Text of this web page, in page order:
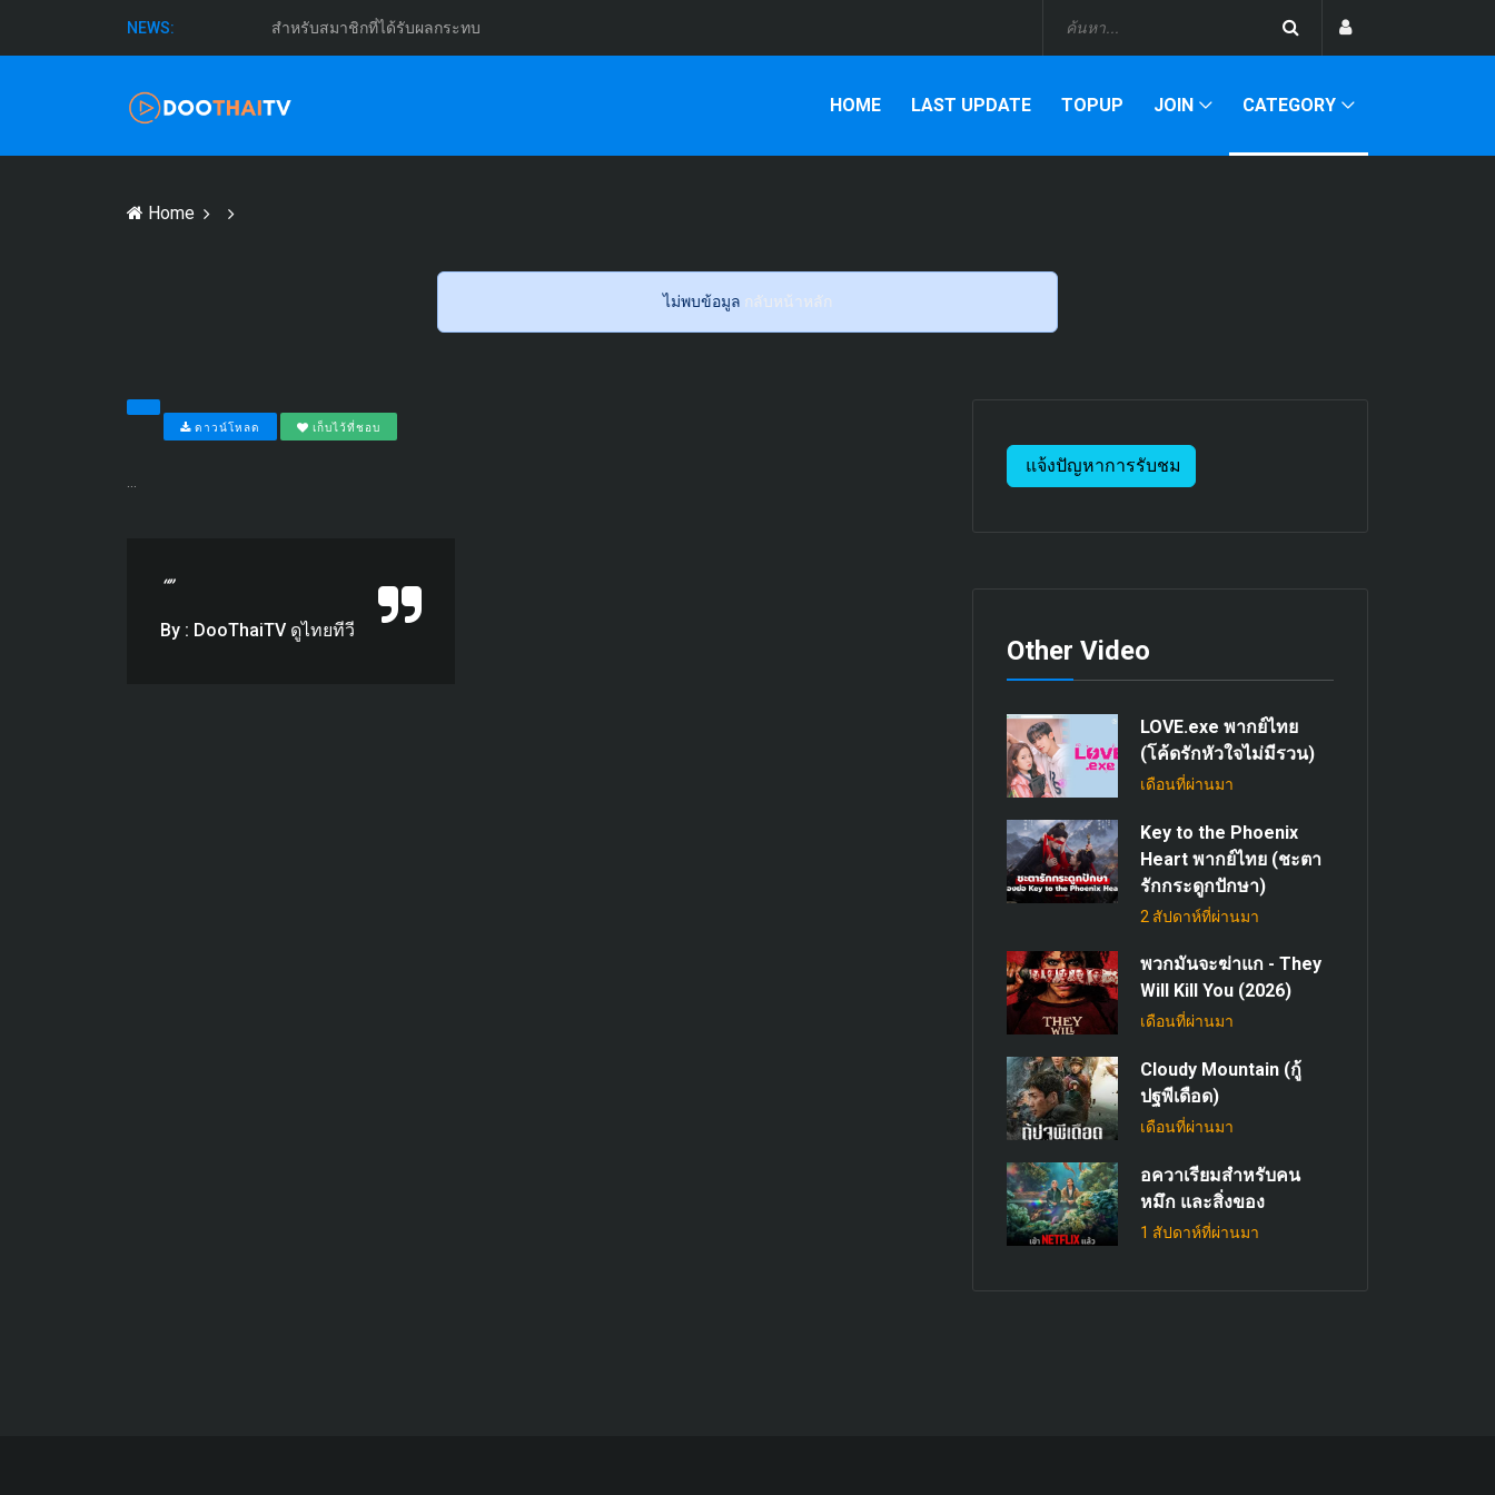
NEWS: สำหรับสมาชิกที่ได้รับผลกระทบ
HOME LAST UPDATE TOPUP JOIN CATEGORY
Home
ไม่พบข้อมูล กลับหน้าหลัก
ดาวน์โหลด เก็บไว้ที่ชอบ
“”
By : DooThaiTV ดูไทยทีวี
แจ้งปัญหาการรับชม
Other Video
LOVE.exe พากย์ไทย
(โค้ดรักหัวใจไม่มีรวน)
เดือนที่ผ่านมา
Key to the Phoenix
Heart พากย์ไทย (ชะตา
รักกระดูกปักษา)
2 สัปดาห์ที่ผ่านมา
พวกมันจะฆ่าแก - They
Will Kill You (2026)
เดือนที่ผ่านมา
Cloudy Mountain (กู้
ปฐพีเดือด)
เดือนที่ผ่านมา
อควาเรียมสำหรับคน
หมึก และสิ่งของ
1 สัปดาห์ที่ผ่านมา